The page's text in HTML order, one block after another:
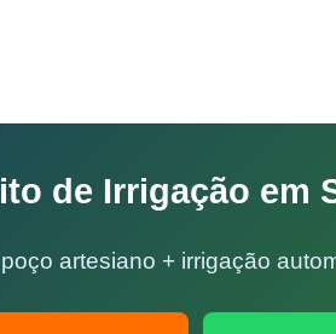
de Irrigação em
artesiano + irrigação